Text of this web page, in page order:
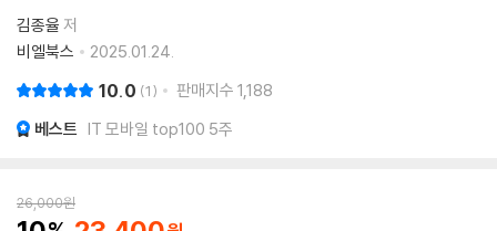
김종율 저
비엘북스
2025.01.24.
10.0 1 판매지수 1,188
베스트 IT 모바일 top100 5주
26,000원